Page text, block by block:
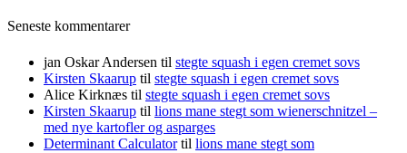
Seneste kommentarer
jan Oskar Andersen til stegte squash i egen cremet sovs
Kirsten Skaarup til stegte squash i egen cremet sovs
Alice Kirknæs til stegte squash i egen cremet sovs
Kirsten Skaarup til lions mane stegt som wienerschnitzel –
med nye kartofler og asparges
Determinant Calculatortil lions mane stegt som